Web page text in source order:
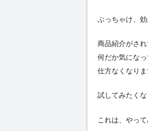
ぶっちゃけ、効
商品紹介がさ
何だか気になっ
仕方なくなりま
試してみたくな
これは、やっ